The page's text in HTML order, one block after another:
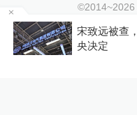
宋致远被查
央决定
©2014~2026
沪ICP证：沪B2-
互联网新闻信息
沪公网